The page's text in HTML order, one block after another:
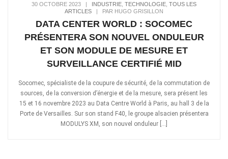
30 OCTOBRE 2023 INDUSTRIE, TECHNOLOGIE, TOUS LES
ARTICLES
PAR HUGO GRISILLON
DATA CENTER WORLD : SOCOMEC
PRÉSENTERA SON NOUVEL ONDULEUR
ET SON MODULE DE MESURE ET
SURVEILLANCE CERTIFIÉ MID
Socomec, spécialiste de la coupure de sécurité, de la commutation de
sources, de la conversion d’énergie et de la mesure, sera présent les
15 et 16 novembre 2023 au Data Centre World à Paris, au hall 3 de la
Porte de Versailles. Sur son stand F40, le groupe alsacien présentera
MODULYS XM, son nouvel onduleur […]